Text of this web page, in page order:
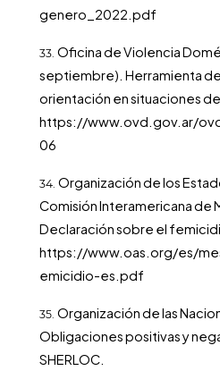
genero_2022.pdf
Oficina de Violencia
septiembre). Herramienta
orientación en situaciones
https://www.ovd.gov.ar/
06
Organización de los
Comisión Interamericana de
Declaración sobre el
https://www.oas.org/es/
emicidio-es.pdf
Organización de las
Obligaciones positivas y
SHERLOC.